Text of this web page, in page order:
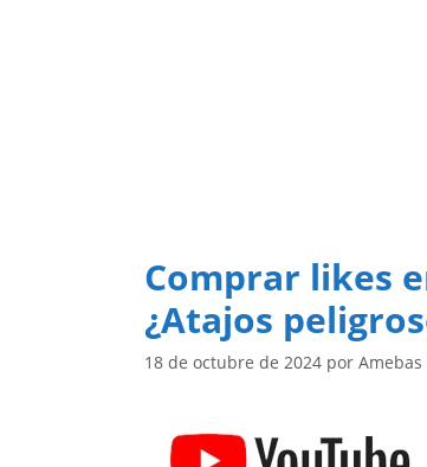
Comprar likes
¿Atajos
18 de octubre de 2024 por